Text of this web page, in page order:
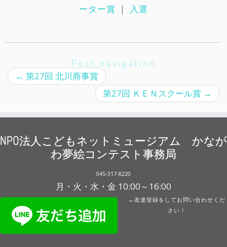
ーター賞 ｜ 入選
Post navigation
← 第27回 北川商事賞
第27回 ＫＥＮスクール賞 →
NPO法人こどもネットミュージアム かなが
わ夢絵コンテスト事務局
045-317-8220
月・火・水・金 10:00～16:00
←友達登録をしてお問い合わせくだ
さい！